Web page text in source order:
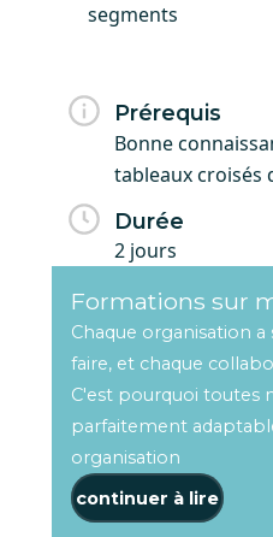
segments
Prérequis
Bonne
tableaux croisés
Durée
2 jours
Formations sur
Chaque organisation
faire, et chaque
C'est pourquoi toutes
parfaitement
organisation
continuer à lire